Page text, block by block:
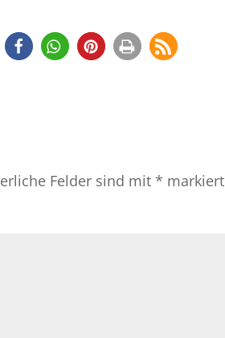
Felder sind mit * markiert